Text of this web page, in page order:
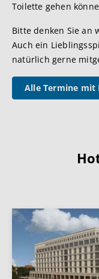
Toilette gehen
Bitte denken Sie an
Auch ein
natürlich gerne
Alle Termine mit